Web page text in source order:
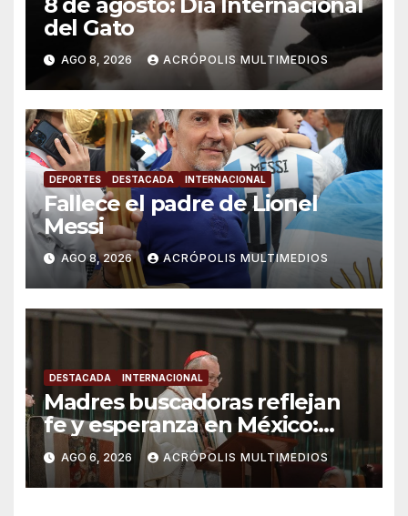
del Gato
AGO 8, 2026 ACRÓPOLIS MULTIMEDIOS
DEPORTES DESTACADA INTERNACIONAL
Fallece el padre de Lionel
Messi
AGO 8, 2026 ACRÓPOLIS MULTIMEDIOS
DESTACADA INTERNACIONAL
Madres buscadoras reflejan
fe y esperanza en México:
Parolin
AGO 6, 2026 ACRÓPOLIS MULTIMEDIOS